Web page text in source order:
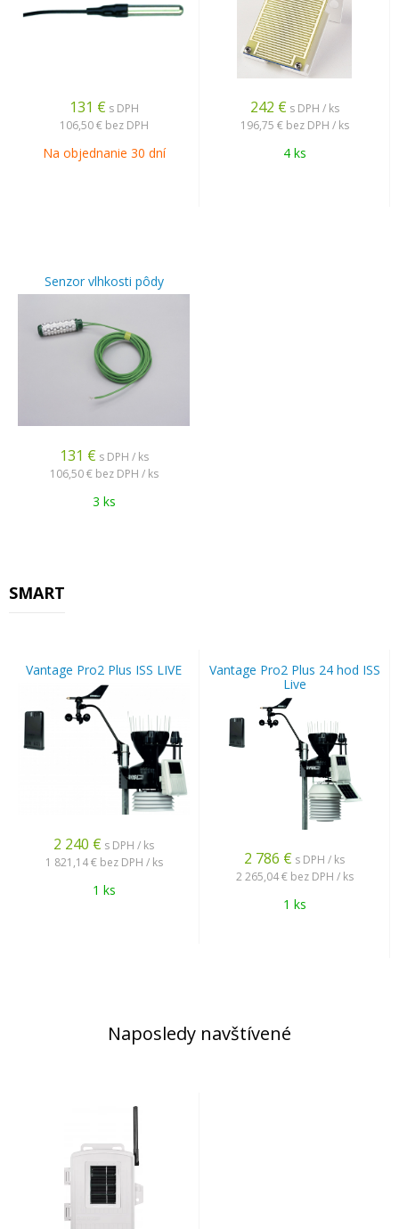
131 € s DPH
106,50 € bez DPH
Na objednanie 30 dní
242 € s DPH / ks
196,75 € bez DPH / ks
4 ks
Senzor vlhkosti pôdy
131 € s DPH / ks
106,50 € bez DPH / ks
3 ks
SMART
Vantage Pro2 Plus ISS LIVE
2 240 € s DPH / ks
1 821,14 € bez DPH / ks
1 ks
Vantage Pro2 Plus 24 hod ISS
Live
2 786 € s DPH / ks
2 265,04 € bez DPH / ks
1 ks
Naposledy navštívené